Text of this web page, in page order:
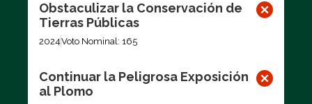
Obstaculizar la Conservación de
Tierras Públicas
2024Voto Nominal: 165
Continuar la Peligrosa Exposición
al Plomo